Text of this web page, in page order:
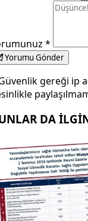
*
Yorumu Gönder
gereği ip
DA